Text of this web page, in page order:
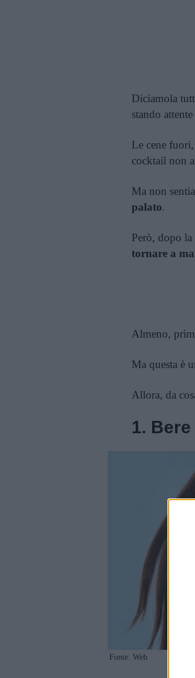
Diciamola
stando
Le cene
cocktail non
Ma non
palato.
Però, dopo
tornare a
Almeno,
Ma questa è
Allora, da
1.
Fonte: Web